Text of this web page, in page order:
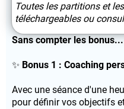
Toutes les partitions et
téléchargeables ou
Sans compter les bonus...
✨ Bonus 1 : Coaching
Avec une séance d'une
pour définir vos objectifs